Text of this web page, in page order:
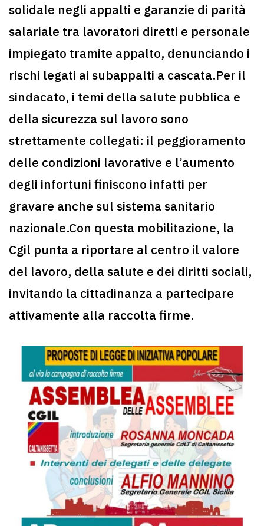
solidale negli appalti e garanzie di parità
salariale tra lavoratori diretti e personale
impiegato tramite appalto, denunciando i
rischi legati ai subappalti a cascata.Per il
sindacato, i temi della salute pubblica e
della sicurezza sul lavoro sono
strettamente collegati: il peggioramento
delle condizioni lavorative e l’aumento
degli infortuni finiscono infatti per
gravare anche sul sistema sanitario
nazionale.Con questa mobilitazione, la
Cgil punta a riportare al centro il valore
del lavoro, della salute e dei diritti sociali,
invitando la cittadinanza a partecipare
attivamente alla raccolta firme.